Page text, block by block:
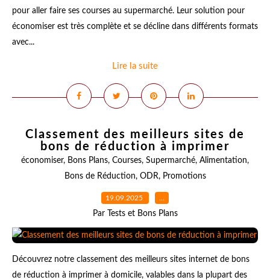
pour aller faire ses courses au supermarché. Leur solution pour
économiser est très complète et se décline dans différents formats
avec...
Lire la suite
Classement des meilleurs sites de
bons de réduction à imprimer
économiser, Bons Plans, Courses, Supermarché, Alimentation,
Bons de Réduction, ODR, Promotions
19.09.2025 …
Par Tests et Bons Plans
Découvrez notre classement des meilleurs sites internet de bons
de réduction à imprimer à domicile, valables dans la plupart des